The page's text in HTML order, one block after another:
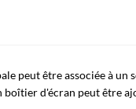
peut être associée à un
boîtier d'écran peut être